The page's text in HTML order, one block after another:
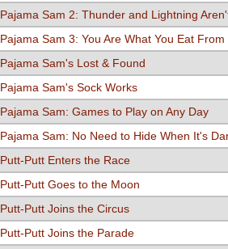
Pajama Sam 2: Thunder and Lightning
Pajama Sam 3: You Are What You Eat
Pajama Sam's Lost & Found
Pajama Sam's Sock Works
Pajama Sam: Games to Play on Any Day
Pajama Sam: No Need to Hide When It's
Putt-Putt Enters the Race
Putt-Putt Goes to the Moon
Putt-Putt Joins the Circus
Putt-Putt Joins the Parade